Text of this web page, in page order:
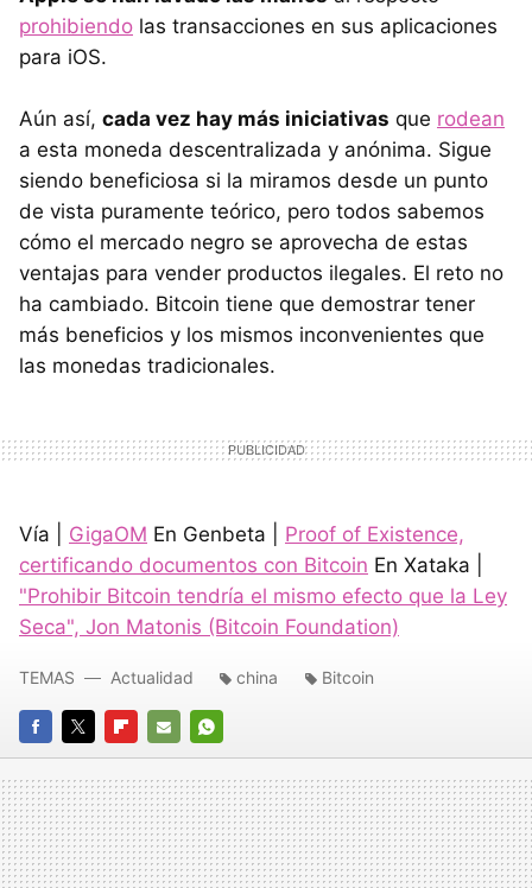
prohibiendo las transacciones en sus aplicaciones
para iOS.
Aún así, cada vez hay más iniciativas que rodean
a esta moneda descentralizada y anónima. Sigue
siendo beneficiosa si la miramos desde un punto
de vista puramente teórico, pero todos sabemos
cómo el mercado negro se aprovecha de estas
ventajas para vender productos ilegales. El reto no
ha cambiado. Bitcoin tiene que demostrar tener
más beneficios y los mismos inconvenientes que
las monedas tradicionales.
Vía | GigaOM En Genbeta | Proof of Existence,
certificando documentos con Bitcoin En Xataka |
"Prohibir Bitcoin tendría el mismo efecto que la Ley
Seca", Jon Matonis (Bitcoin Foundation)
FACEBOOK
TWITTERFLIPBOARD
E-
MAIL
WHATSAPP
TEMAS Actualidad china Bitcoin